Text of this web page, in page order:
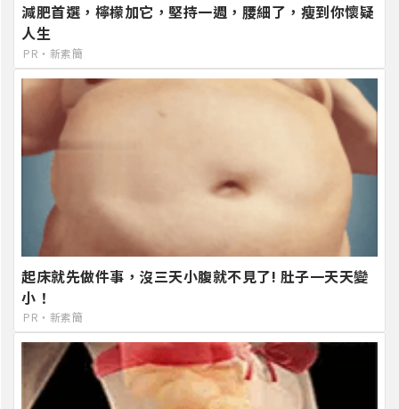
減肥首選，檸檬加它，堅持一週，腰細了，瘦到你懷疑
人生
PR・新素簡
起床就先做件事，沒三天小腹就不見了! 肚子一天天變
小！
PR・新素簡